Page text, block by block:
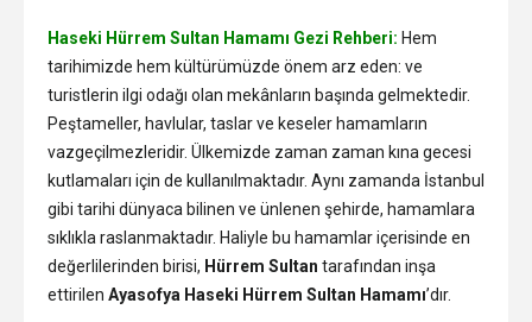
Haseki Hürrem Sultan Hamamı Gezi Rehberi: Hem
tarihimizde hem kültürümüzde önem arz eden: ve
turistlerin ilgi odağı olan mekânların başında gelmektedir.
Peştameller, havlular, taslar ve keseler hamamların
vazgeçilmezleridir. Ülkemizde zaman zaman kına gecesi
kutlamaları için de kullanılmaktadır. Aynı zamanda İstanbul
gibi tarihi dünyaca bilinen ve ünlenen şehirde, hamamlara
sıklıkla raslanmaktadır. Haliyle bu hamamlar içerisinde en
değerlilerinden birisi, Hürrem Sultan tarafından inşa
ettirilen Ayasofya Haseki Hürrem Sultan Hamamı’dır.